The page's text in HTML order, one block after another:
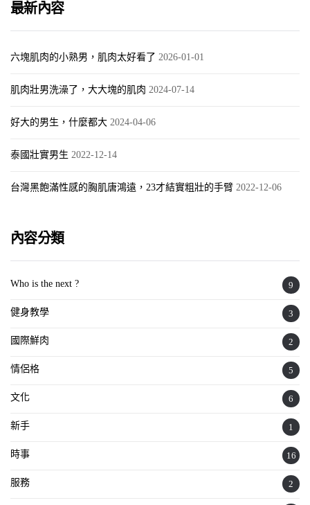
最新內容
六塊肌肉的小熟男，肌肉太好看了 2026-01-01
肌肉壯男洗澡了，大大塊的肌肉 2024-07-14
好大的男生，什麼都大 2024-04-06
泰國壯實男生 2022-12-14
台灣黑飽滿性感的胸肌唐鴻遠，23才結實粗壯的手臂 2022-12-06
內容分類
Who is the next ? 9
健身教學 3
國際鮮肉 2
情侶格 5
文化 6
新手 1
時事 16
服務 2